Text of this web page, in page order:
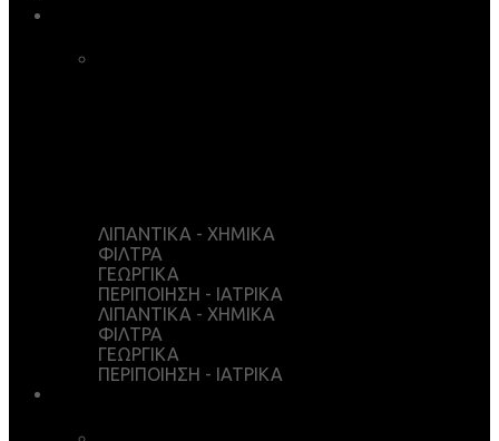
ΛΙΠΑΝΤΙΚΑ - ΧΗΜΙΚΑ
ΦΙΛΤΡΑ
ΓΕΩΡΓΙΚΑ
ΠΕΡΙΠΟΙΗΣΗ - ΙΑΤΡΙΚΑ
ΛΙΠΑΝΤΙΚΑ - ΧΗΜΙΚΑ
ΦΙΛΤΡΑ
ΓΕΩΡΓΙΚΑ
ΠΕΡΙΠΟΙΗΣΗ - ΙΑΤΡΙΚΑ